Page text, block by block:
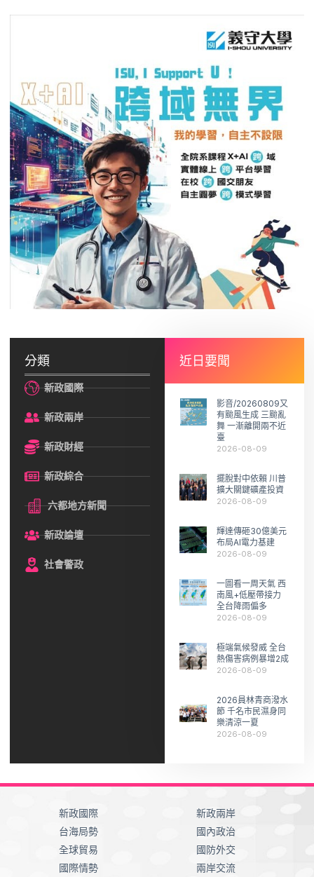
分類
新政國際
新政兩岸
新政財經
新政綜合
六都地方新聞
新政論壇
社會警政
近日要聞
影音/20260809又
有颱風生成 三颱亂
舞 一漸離開兩不近
臺
2026-08-09
擺脫對中依賴 川普
擴大關鍵礦產投資
2026-08-09
輝達傳砸30億美元
布局AI電力基建
2026-08-09
一圖看一周天氣 西
南風+低壓帶接力
全台降雨偏多
2026-08-09
極端氣候發威 全台
熱傷害病例暴增2成
2026-08-09
2026員林青商潑水
節 千名市民濕身同
樂清涼一夏
2026-08-09
新政國際
台海局勢
全球貿易
國際情勢
新政兩岸
國內政治
國防外交
兩岸交流